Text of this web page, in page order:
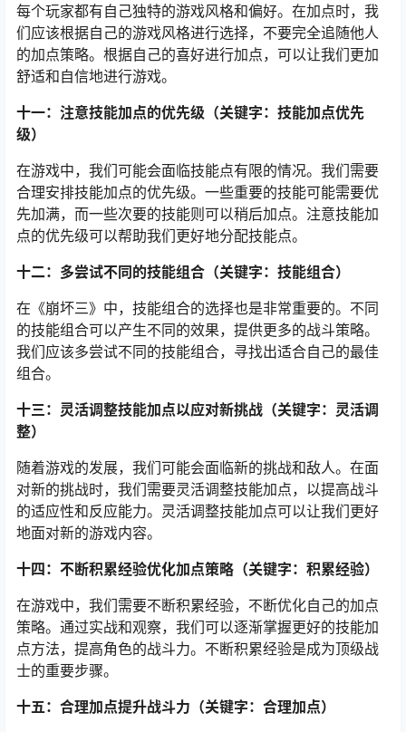
每个玩家都有自己独特的游戏风格和偏好。在加点时，我
们应该根据自己的游戏风格进行选择，不要完全追随他人
的加点策略。根据自己的喜好进行加点，可以让我们更加
舒适和自信地进行游戏。
十一：注意技能加点的优先级（关键字：技能加点优先
级）
在游戏中，我们可能会面临技能点有限的情况。我们需要
合理安排技能加点的优先级。一些重要的技能可能需要优
先加满，而一些次要的技能则可以稍后加点。注意技能加
点的优先级可以帮助我们更好地分配技能点。
十二：多尝试不同的技能组合（关键字：技能组合）
在《崩坏三》中，技能组合的选择也是非常重要的。不同
的技能组合可以产生不同的效果，提供更多的战斗策略。
我们应该多尝试不同的技能组合，寻找出适合自己的最佳
组合。
十三：灵活调整技能加点以应对新挑战（关键字：灵活调
整）
随着游戏的发展，我们可能会面临新的挑战和敌人。在面
对新的挑战时，我们需要灵活调整技能加点，以提高战斗
的适应性和反应能力。灵活调整技能加点可以让我们更好
地面对新的游戏内容。
十四：不断积累经验优化加点策略（关键字：积累经验）
在游戏中，我们需要不断积累经验，不断优化自己的加点
策略。通过实战和观察，我们可以逐渐掌握更好的技能加
点方法，提高角色的战斗力。不断积累经验是成为顶级战
士的重要步骤。
十五：合理加点提升战斗力（关键字：合理加点）